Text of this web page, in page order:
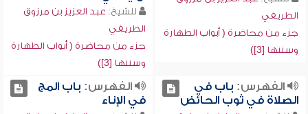
الطريفي
جزء من محاضرة ( أبواب الطهارة
وسننها [3])
للشيخ: عبد العزيز بن مرزوق
الطريفي
جزء من محاضرة ( أبواب الطهارة
وسننها [3])
الفهرس: باب في
الصلاة في ثوب الحائض
الفهرس: باب المج
في الإناء